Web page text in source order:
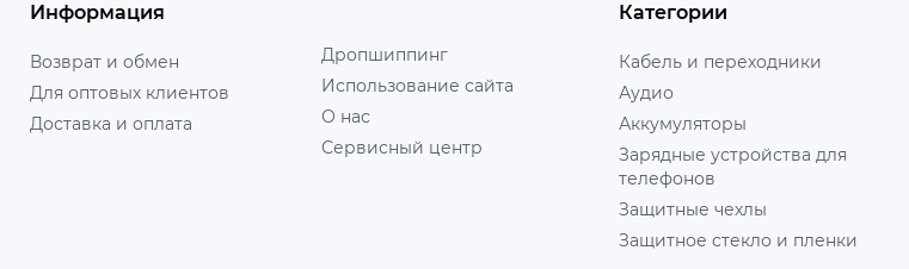
Информация
Возврат и обмен
Для оптовых клиентов
Доставка и оплата
Дропшиппинг
Использование сайта
О нас
Сервисный центр
Категории
Кабель и переходники
Аудио
Аккумуляторы
Зарядные устройства для
телефонов
Защитные чехлы
Защитное стекло и пленки